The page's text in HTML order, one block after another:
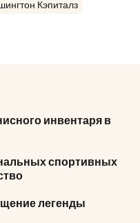
Кэпиталз
инвентаря в
спортивных
легенды